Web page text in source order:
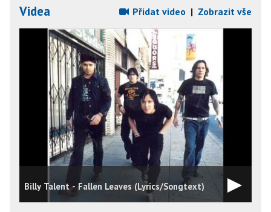
Videa Přidat video | Zobrazit vše
Billy Talent - Fallen Leaves (Lyrics/Songtext)